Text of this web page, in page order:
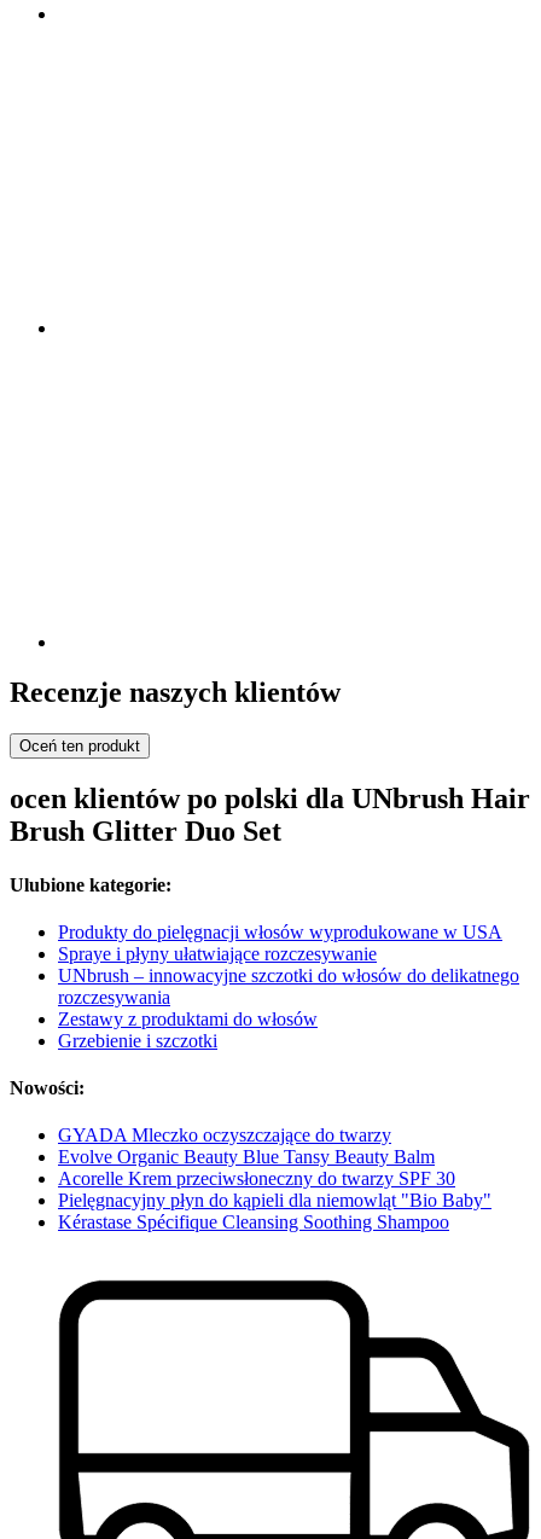
Recenzje naszych klientów
Oceń ten produkt
ocen klientów po polski dla UNbrush Hair
Brush Glitter Duo Set
Ulubione kategorie:
Produkty do pielęgnacji włosów wyprodukowane w USA
Spraye i płyny ułatwiające rozczesywanie
UNbrush – innowacyjne szczotki do włosów do delikatnego
rozczesywania
Zestawy z produktami do włosów
Grzebienie i szczotki
Nowości:
GYADA Mleczko oczyszczające do twarzy
Evolve Organic Beauty Blue Tansy Beauty Balm
Acorelle Krem przeciwsłoneczny do twarzy SPF 30
Pielęgnacyjny płyn do kąpieli dla niemowląt "Bio Baby"
Kérastase Spécifique Cleansing Soothing Shampoo